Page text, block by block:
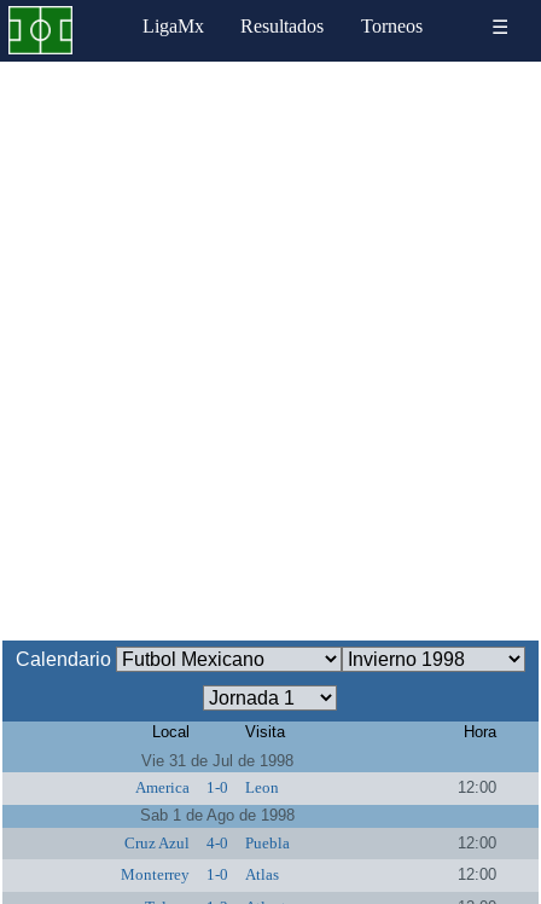
LigaMx Resultados Torneos ☰
Calendario
Local Visita
Hora
Vie 31 de Jul de 1998
America
1-0 Leon
12:00
Sab 1 de Ago de 1998
Cruz Azul
4-0 Puebla
12:00
Monterrey
1-0 Atlas
12:00